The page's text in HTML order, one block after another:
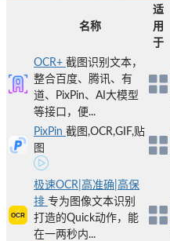
名称
适
用
于
OCR+ 截图识别文本，
整合百度、腾讯、有
道、PixPin、AI大模型
等接口，便...
PixPin 截图,OCR,GIF,贴
图
极速OCR|高准确|高保
排 专为图像文本识别
打造的Quick动作，能
在一两秒内...